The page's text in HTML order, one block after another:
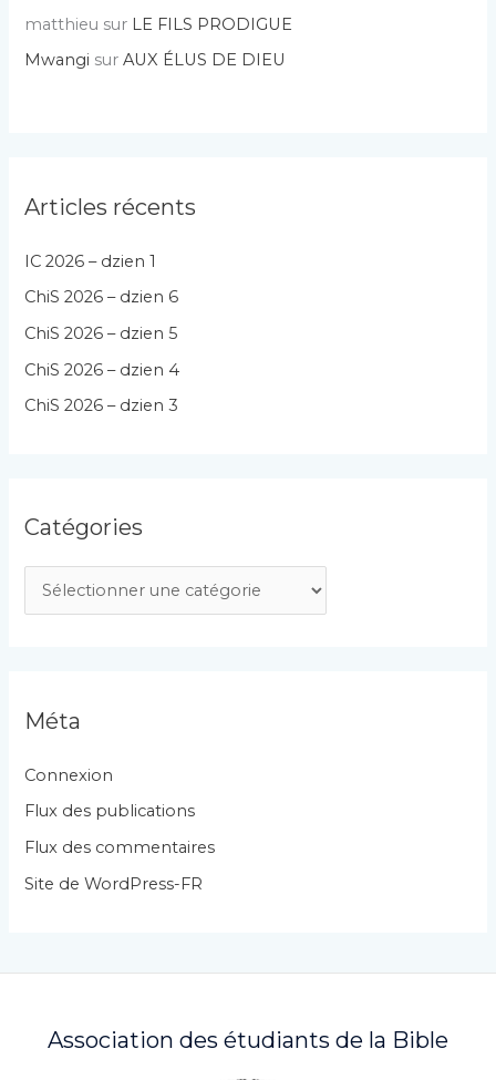
matthieu sur LE FILS PRODIGUE
Mwangi surAUX ÉLUS DE DIEU
Articles récents
IC 2026 – dzien 1
ChiS 2026 – dzien 6
ChiS 2026 – dzien 5
ChiS 2026 – dzien 4
ChiS 2026 – dzien 3
Catégories
a
g
r
i
e
Méta
Connexion
Flux des publications
Flux des commentaires
Site de WordPress-FR
Association des étudiants de la Bible